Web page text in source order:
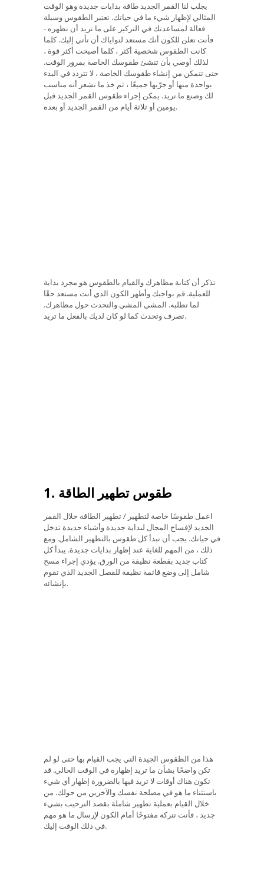
يجلب لنا القمر الجديد طاقة بدايات جديدة وهو الوقت
المثالي لإظهار شيء ما في حياتك. تعتبر الطقوس وسيلة
فعالة لمساعدتك في التركيز على ما تريد أن تظهره -
فأنت تعلن للكون أنك مستعد لنواياك أن تأتي إليك. كلما
كانت الطقوس شخصية أكثر ، كلما أصبحت أكثر قوة ،
لذلك أوصي بأن تنشئ طقوسك الخاصة بمرور الوقت.
حتى تتمكن من إنشاء طقوسك الخاصة ، لا تتردد في البدء
بواحدة منها أو جرّبها جميعًا ، ثم خذ ما تشعر أنه مناسب
لك وصنع ما تريد. يمكن إجراء طقوس القمر الجديد قبل
يومين أو ثلاثة أيام من القمر الجديد أو بعده.
تذكر أن كتابة مظاهرك والقيام بالطقوس هو مجرد بداية
للعملية. قم بواجبك وأظهر الكون الذي أنت مستعد حقًا
لما تطلبه. المشي المشي والتحدث حول مظاهرك.
تصرف وتحدث كما لو كان لديك بالفعل ما تريد.
1. طقوس تطهير الطاقة
اعمل طقوسًا خاصة لتطهير / تطهير الطاقة خلال القمر
الجديد لإفساح المجال لبداية جديدة وأشياء جديدة تدخل
في حياتك. يجب أن تبدأ كل طقوس بالتطهير الشامل. ومع
ذلك ، من المهم للغاية عند إظهار بدايات جديدة. يبدأ كل
كتاب جديد بقطعة نظيفة من الورق. يؤدي إجراء مسح
شامل إلى وضع قائمة نظيفة للفصل الجديد الذي تقوم
بإنشائه.
هذا من الطقوس الجيدة التي يجب القيام بها حتى لو لم
تكن واضحًا بشأن ما تريد إظهاره في الوقت الحالي. قد
تكون هناك أوقات لا تريد فيها بالضرورة إظهار أي شيء
باستثناء ما هو في مصلحة نفسك والآخرين من حولك. من
خلال القيام بعملية تطهير شاملة بقصد الترحيب بشيء
جديد ، فأنت تتركه مفتوحًا أمام الكون لإرسال ما هو مهم
في ذلك الوقت إليك.